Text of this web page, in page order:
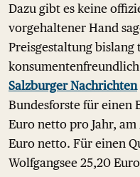
Dazu gibt es keine
vorgehaltener Hand
Preisgestaltung
Salzburger Nachrichten
Bundesforste für einen
Euro netto pro Jahr,
Euro netto. Für einen
Wolfgangsee 25,20